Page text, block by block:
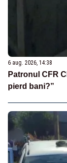
6 aug. 2026, 14:38
Patronul CFR
pierd bani?”